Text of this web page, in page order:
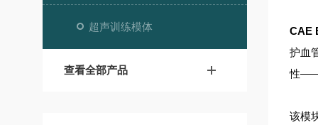
超声训练模体
查看全部产品
CAE
护血
性——
该模